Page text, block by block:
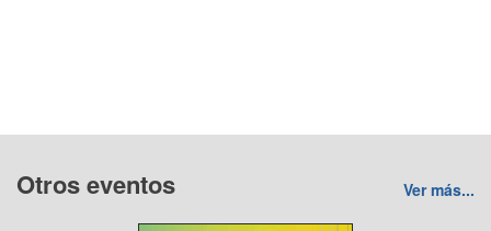
Otros eventos Ver más...